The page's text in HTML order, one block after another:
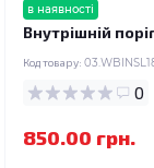
в наявності
Внутрішній
Код товару:
0
850.00 грн.